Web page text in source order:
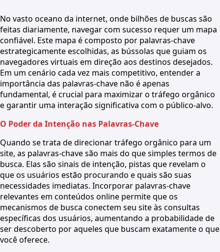
No vasto oceano da internet, onde bilhões de buscas são
feitas diariamente, navegar com sucesso requer um mapa
confiável. Este mapa é composto por palavras-chave
estrategicamente escolhidas, as bússolas que guiam os
navegadores virtuais em direção aos destinos desejados.
Em um cenário cada vez mais competitivo, entender a
importância das palavras-chave não é apenas
fundamental, é crucial para maximizar o tráfego orgânico
e garantir uma interação significativa com o público-alvo.
O Poder da Intenção nas Palavras-Chave
Quando se trata de direcionar tráfego orgânico para um
site, as palavras-chave são mais do que simples termos de
busca. Elas são sinais de intenção, pistas que revelam o
que os usuários estão procurando e quais são suas
necessidades imediatas. Incorporar palavras-chave
relevantes em conteúdos online permite que os
mecanismos de busca conectem seu site às consultas
específicas dos usuários, aumentando a probabilidade de
ser descoberto por aqueles que buscam exatamente o que
você oferece.